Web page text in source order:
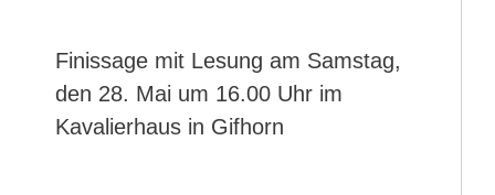
Finissage mit Lesung am Samstag,
den 28. Mai um 16.00 Uhr im
Kavalierhaus in Gifhorn